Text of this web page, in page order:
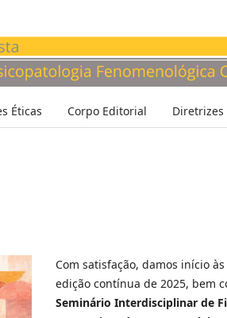
Éticas Corpo Editorial Diretrizes
Com satisfação, damos início
edição contínua de 2025, bem
Seminário Interdisciplinar de